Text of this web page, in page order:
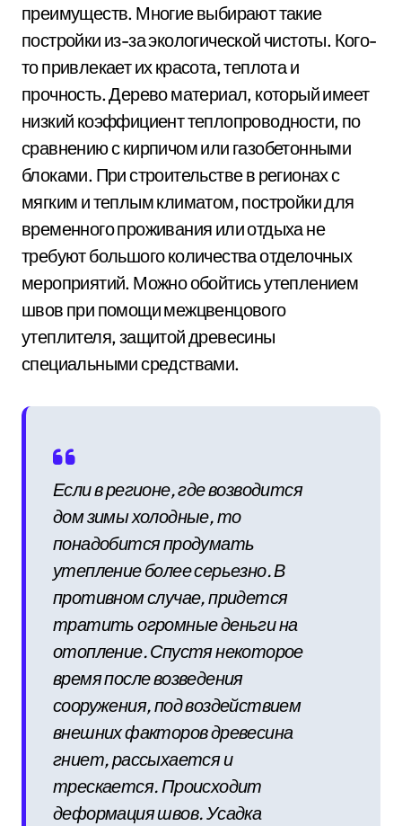
преимуществ. Многие выбирают такие
постройки из-за экологической чистоты. Кого-
то привлекает их красота, теплота и
прочность. Дерево материал, который имеет
низкий коэффициент теплопроводности, по
сравнению с кирпичом или газобетонными
блоками. При строительстве в регионах с
мягким и теплым климатом, постройки для
временного проживания или отдыха не
требуют большого количества отделочных
мероприятий. Можно обойтись утеплением
швов при помощи межцвенцового
утеплителя, защитой древесины
специальными средствами.
Если в регионе, где возводится
дом зимы холодные, то
понадобится продумать
утепление более серьезно. В
противном случае, придется
тратить огромные деньги на
отопление. Спустя некоторое
время после возведения
сооружения, под воздействием
внешних факторов древесина
гниет, рассыхается и
трескается. Происходит
деформация швов. Усадка